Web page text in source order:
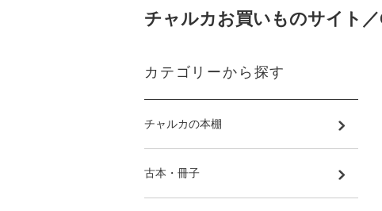
チャルカお買いものサイト
カテゴリーから探す
チャルカの本棚
古本・冊子